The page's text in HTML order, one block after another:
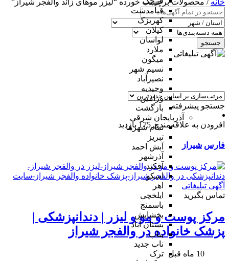
قیامدشت
کهریزک
کیلان
لواسان
ملارد
میگون
نسیم شهر
نصیرآباد
وحیدیه
ورامین
بازگشت
آذربایجان شرقی
تمام شهر‌ها
تبریز
آبش احمد
آذرشهر
آقکند
اسکو
اهر
ایلخچی
باسمنج
بخشایش
بستان آباد
بناب
ناب جدید
ترک
خانه / محصولات برچسب خورده “لیزر موهای زائد والفجر شیراز”
جستجو
جستجو پیشرفته
افزودن به علاقه‌مندی 175 بازدید
فارس شیراز
تماس بگیرید
مرکز پوست و مو و لیزر | دندانپزشکی |
پزشک خانواده در والفجر شیراز
10 ماه قبل